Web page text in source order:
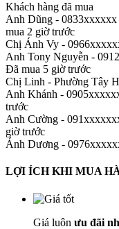
Khách hàng đã mua
Anh Dũng - 0833xxxxxx
mua 2 giờ trước
Chị Ánh Vy -
Anh Tony Nguyễn -
Đã mua 5 giờ trước
Chị Linh - Phường Tây
Anh Khánh -
trước
Anh Cường -
giờ trước
Ánh Dương -
LỢI ÍCH KHI MUA
Giá luôn ưu đãi